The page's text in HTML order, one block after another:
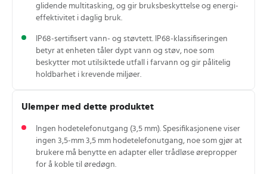
glidende multitasking, og gir bruksbeskyttelse og energi­
effektivitet i daglig bruk.
IP68‑sertifisert vann‑ og støvtett. IP68‑klassifiseringen
betyr at enheten tåler dypt vann og støv, noe som
beskytter mot utilsiktede utfall i farvann og gir pålitelig
holdbarhet i krevende miljøer.
Ulemper med dette produktet
Ingen hodetelefonutgang (3,5 mm). Spesifikasjonene viser
ingen 3,5‑mm 3,5 mm hodetelefonutgang, noe som gjør at
brukere må benytte en adapter eller trådløse ørepropper
for å koble til øredøgn.